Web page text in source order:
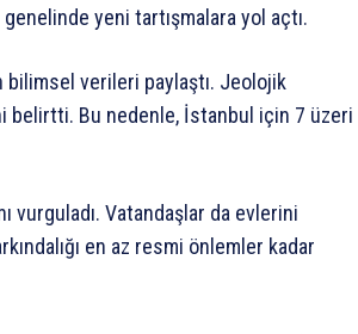
genelinde yeni tartışmalara yol açtı.
bilimsel verileri paylaştı. Jeolojik
belirtti. Bu nedenle, İstanbul için 7 üzeri
vurguladı. Vatandaşlar da evlerini
en az resmi önlemler kadar